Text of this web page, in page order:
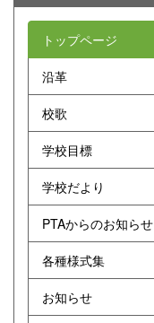
トップページ
沿革
校歌
学校目標
学校だより
PTAからのお知らせ
各種様式集
お知らせ